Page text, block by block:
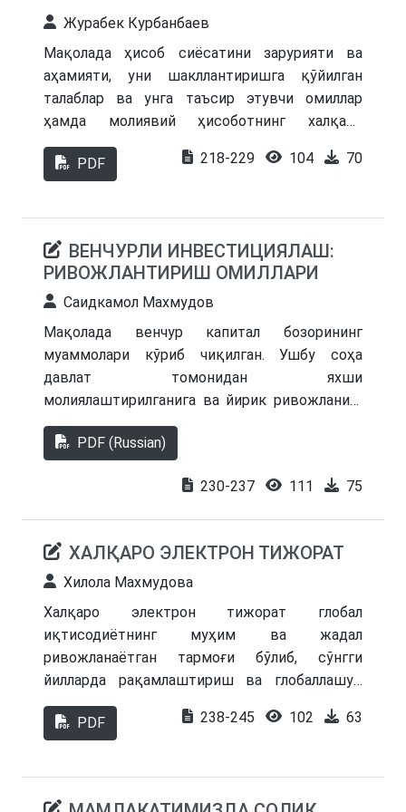
savodxonlikni oshirishga qaratilgan amaliy
dasturlarni shakllantirishda katta ahamiyatga ega.
Журабек Курбанбаев
Мақолада ҳисоб сиёсатини зарурияти ва
аҳамияти, уни шакллантиришга қўйилган
талаблар ва унга таъсир этувчи омиллар
ҳамда молиявий ҳисоботнинг халқаро
стандартлари асосида ҳисоб сиёсатини
шакллантиришнинг методологик асослари
ҳамда шакллантиришда АҚШ, Европа ва Осиё
давлатларида қўлланилаётган услубиятлар,
улардаги меъёрий - ҳуқуқий ҳужжатлар
тадқиқ этилган. Хорижий тажрибалардан
амалиётимизда қўллаш мумкин бўлган
жиҳатлари юзасидан фикр-мулоҳазалар ва
илмий тавсиялар берилган.
PDF 218-229 104 70
ВЕНЧУРЛИ ИНВЕСТИЦИЯЛАШ:
РИВОЖЛАНТИРИШ ОМИЛЛАРИ
Саидкамол Махмудов
Мақолада венчур капитал бозорининг
муаммолари кўриб чиқилган. Ушбу соҳа
давлат томонидан яхши
молиялаштирилганига ва йирик ривожланиш
институтларига эга бўлишига қарамай,
бугунги кунда уни муваффақиятли деб аташ
ҳозирги ҳолатини тавсифи ва унга хос бўлган
PDF (Russian)
230-237 111 75
ХАЛҚАРО ЭЛЕКТРОН ТИЖОРАТ
Хилола Махмудова
Халқаро электрон тижорат глобал
иқтисодиётнинг муҳим ва жадал
ривожланаётган тармоғи бўлиб, сўнгги
йилларда рақамлаштириш ва глобаллашув
туфайли ўз кўламини сезиларли даражада
кенгайтирди. Онлайн тижоратнинг жадал
PDF 238-245 102 63